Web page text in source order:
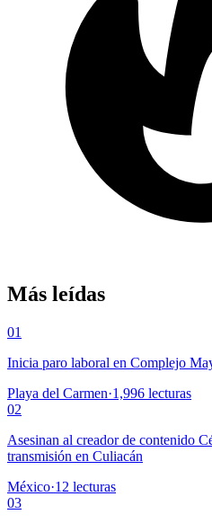
Más leídas
01
Inicia paro laboral en Complejo
Playa del Carmen·1,996 lecturas
02
Asesinan al creador de contenido
transmisión en Culiacán
México·12 lecturas
03